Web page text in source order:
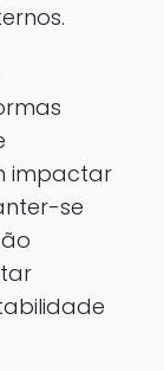
impactar
se